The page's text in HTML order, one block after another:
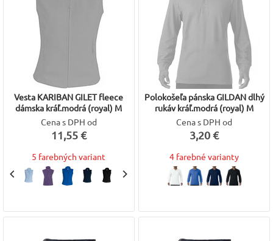
Vesta KARIBAN GILET fleece
dámska kráľ.modrá (royal) M
Cena s DPH od
11,55 €
5 farebných variant
Polokošeľa pánska GILDAN dlhý
rukáv kráľ.modrá (royal) M
Cena s DPH od
3,20 €
4 farebné varianty